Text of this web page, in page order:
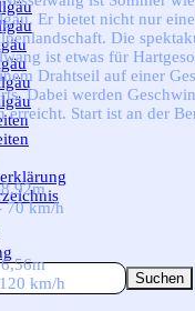
▼
▼
▼
▼
Suchen
Er bietet nicht nur
Die
ist etwas für
Drahtseil auf einer
Dabei werden
erreicht. Start ist an der
70 km/h
km/h